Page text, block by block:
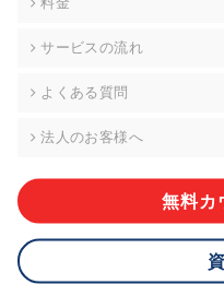
株式会社div 個人情報問合せ
メールアドレス
ご本人様が当社に個人情報
応ができない場合がありま
8.cookieにより取得・分析
サービスの流れ
よくある質問
法人のお客様へ
無料カ